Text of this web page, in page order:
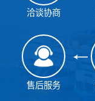
洽谈协商
售后服务